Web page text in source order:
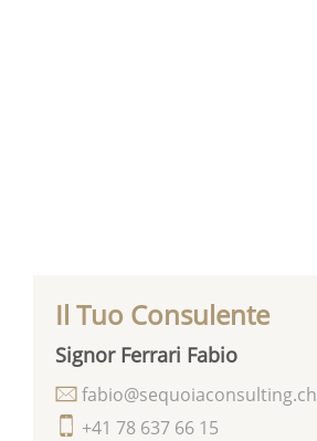
Il Tuo Consulente
Signor Ferrari Fabio
+41 78 637 66 15
fabio@sequoiaconsulting.ch